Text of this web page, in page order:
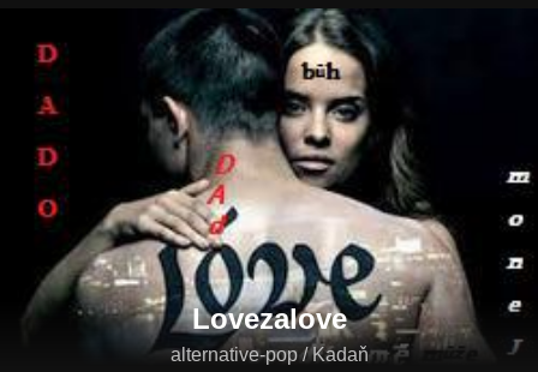
Lovezalove
alternative-pop / Kadaň